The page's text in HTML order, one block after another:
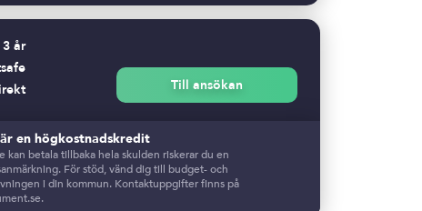
3 år
Till ansökan
en högkostnadskredit
kan betala tillbaka hela skulden riskerar du en
För stöd, vänd dig till budget- och
i din kommun. Kontaktuppgifter finns på